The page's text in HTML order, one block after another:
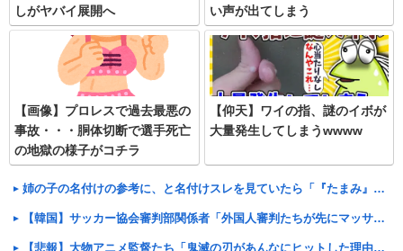
しがヤバイ展開へ
い声が出てしまう
【画像】プロレスで過去最悪の
事故・・・胴体切断で選手死亡
の地獄の様子がコチラ
【仰天】ワイの指、謎のイボが
大量発生してしまうwwww
姉の子の名付けの参考に、と名付けスレを見ていたら「『たまみ』なんて名前知ってたら付けらんないｗ」と盛り上がっていた
【韓国】サッカー協会審判部関係者「外国人審判たちが先にマッサージを望んだ」と主張
【悲報】大物アニメ監督たち「鬼滅の刃があんなにヒットした理由が本当に分からない…」